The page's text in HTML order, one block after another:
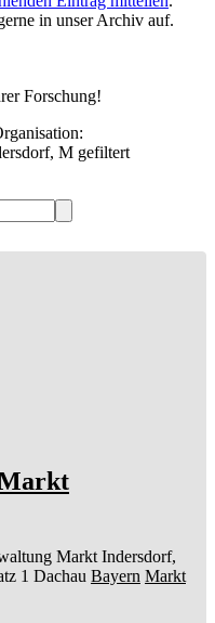
in unser Archiv auf.
Forschung!
M gefiltert
Markt Indersdorf,
1 Dachau Bayern Markt